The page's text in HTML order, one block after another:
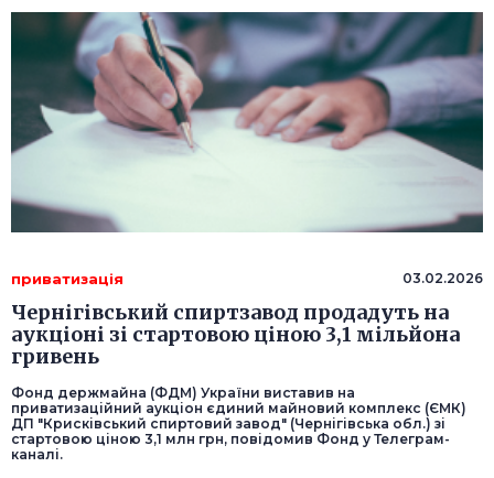
приватизація 03.02.2026
Чернігівський спиртзавод продадуть на
аукціоні зі стартовою ціною 3,1 мільйона
гривень
Фонд держмайна (ФДМ) України виставив на
приватизаційний аукціон єдиний майновий комплекс (ЄМК)
ДП "Крисківський спиртовий завод" (Чернігівська обл.) зі
стартовою ціною 3,1 млн грн, повідомив Фонд у Телеграм-
каналі.